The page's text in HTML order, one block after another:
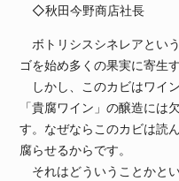
◇秋田今野商店社長
ボトリシスシネレアとい
ゴを始め多くの果実に寄生
しかし、このカビはワイ
「貴腐ワイン」の醸造には
す。なぜならこのカビは読
腐らせるからです。
それはどういうことかと